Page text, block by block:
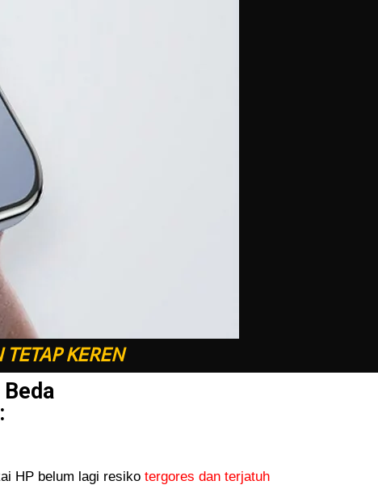
KEREN
HP belum lagi resiko tergores dan terjatuh